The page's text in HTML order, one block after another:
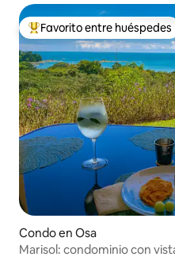
Favorito entre huéspedes
Favorito entre huéspedes
Condo en Osa
Marisol: condominio con